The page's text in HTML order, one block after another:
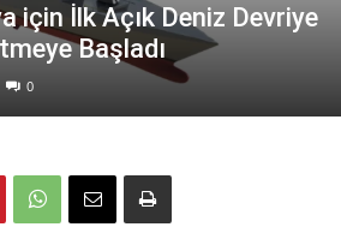
için İlk Açık Deniz Devriye
Başladı
0